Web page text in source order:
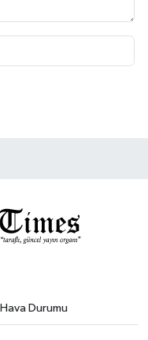
Hava Durumu